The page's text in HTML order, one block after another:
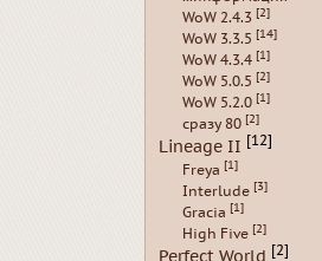
WoW 2.4.3 [2]
WoW 3.3.5 [14]
WoW 4.3.4 [1]
WoW 5.0.5 [2]
WoW 5.2.0 [1]
сразу 80 [2]
Lineage II [12]
Freya [1]
Interlude [3]
Gracia [1]
High Five [2]
Perfect World [2]